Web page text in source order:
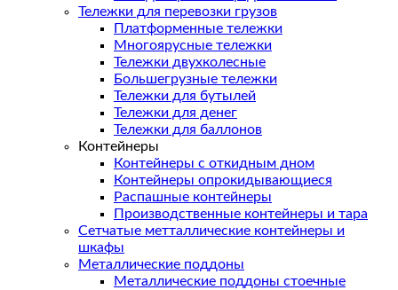
Тележки для перевозки грузов
Платформенные тележки
Многоярусные тележки
Тележки двухколесные
Большегрузные тележки
Тележки для бутылей
Тележки для денег
Тележки для баллонов
Контейнеры
Контейнеры с откидным дном
Контейнеры опрокидывающиеся
Распашные контейнеры
Производственные контейнеры и тара
Сетчатые метталлические контейнеры и
шкафы
Металлические поддоны
Металлические поддоны стоечные